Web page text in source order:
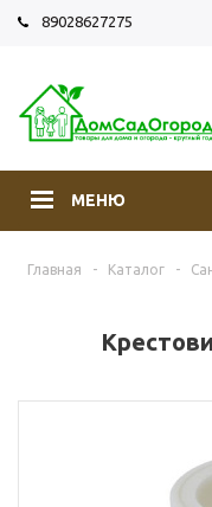
89028627275
МЕНЮ
Главная - Каталог -